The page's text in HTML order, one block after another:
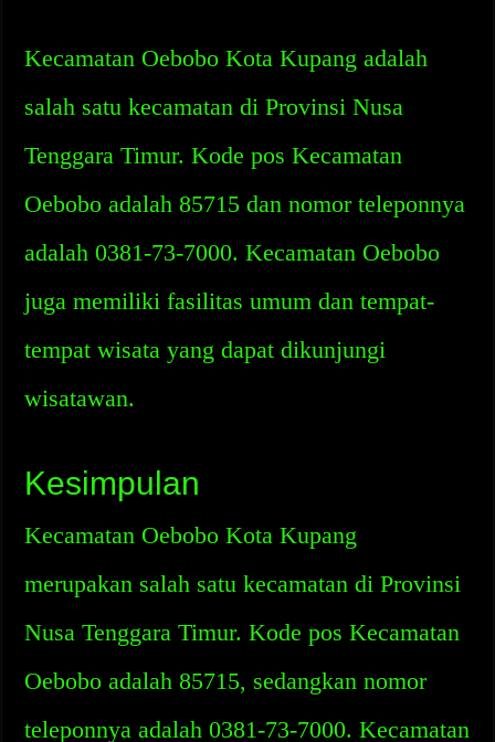
Kecamatan Oebobo Kota Kupang adalah
salah satu kecamatan di Provinsi Nusa
Tenggara Timur. Kode pos Kecamatan
Oebobo adalah 85715 dan nomor teleponnya
adalah 0381-73-7000. Kecamatan Oebobo
juga memiliki fasilitas umum dan tempat-
tempat wisata yang dapat dikunjungi
wisatawan.
Kesimpulan
Kecamatan Oebobo Kota Kupang
merupakan salah satu kecamatan di Provinsi
Nusa Tenggara Timur. Kode pos Kecamatan
Oebobo adalah 85715, sedangkan nomor
teleponnya adalah 0381-73-7000. Kecamatan